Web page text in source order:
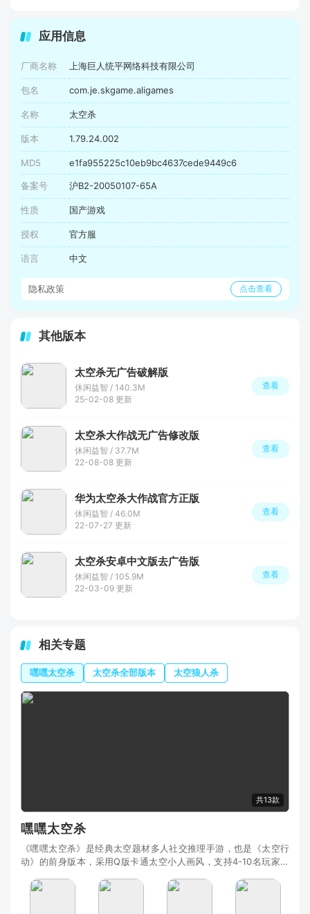
应用信息
厂商名称 上海巨人统平网络科技有限公司
包名 com.je.skgame.aligames
名称 太空杀
版本 1.79.24.002
MD5 e1fa955225c10eb9bc4637cede9449c6
备案号 沪B2-20050107-65A
性质 国产游戏
授权 官方服
语言 中文
隐私政策 点击查看
其他版本
太空杀无广告破解版
休闲益智 / 140.3M
25-02-08 更新
查看
太空杀大作战无广告修改版
休闲益智 / 37.7M
22-08-08 更新
查看
华为太空杀大作战官方正版
休闲益智 / 46.0M
22-07-27 更新
查看
太空杀安卓中文版去广告版
休闲益智 / 105.9M
22-03-09 更新
查看
相关专题
嘿嘿太空杀 太空杀全部版本 太空狼人杀
共13款
嘿嘿太空杀
《嘿嘿太空杀》是经典太空题材多人社交推理手游，也是《太空行
动》的前身版本，采用Q版卡通太空小人画风，支持4-10名玩家实